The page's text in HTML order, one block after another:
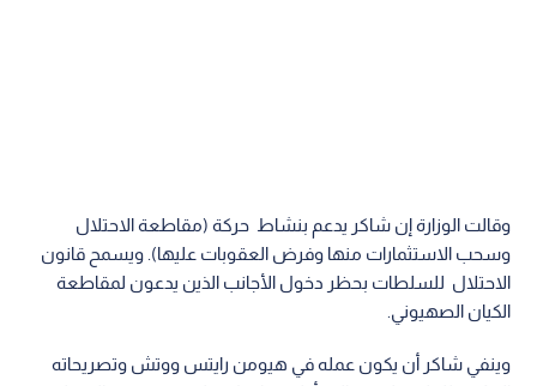
وقالت الوزارة إن شاكر يدعم بنشاط حركة (مقاطعة الاحتلال
وسحب الاستثمارات منها وفرض العقوبات عليها). ويسمح قانون
الاحتلال للسلطات بحظر دخول الأجانب الذين يدعون لمقاطعة
الكيان الصهيوني.
وينفي شاكر أن يكون عمله في هيومن رايتس ووتش وتصريحاته